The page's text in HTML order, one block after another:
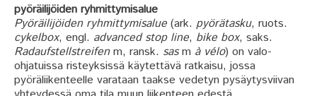
pyöräilijöiden ryhmittymisalue
Pyöräilijöiden ryhmittymisalue (ark. pyörätasku, ruots.
cykelbox, engl. advanced stop line, bike box, saks.
Radaufstellstreifenm, ransk. sasm à vélo) on valo-
ohjatuissa risteyksissä käytettävä ratkaisu, jossa
pyöräliikenteelle varataan taakse vedetyn pysäytysviivan